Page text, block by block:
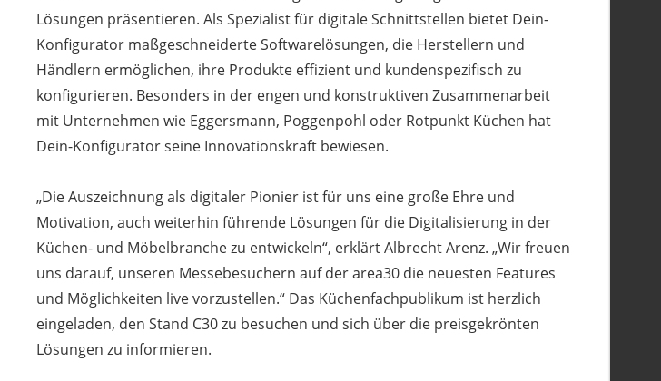
Lösungen präsentieren. Als Spezialist für digitale Schnittstellen bietet Dein-
Konfigurator maßgeschneiderte Softwarelösungen, die Herstellern und
Händlern ermöglichen, ihre Produkte effizient und kundenspezifisch zu
konfigurieren. Besonders in der engen und konstruktiven Zusammenarbeit
mit Unternehmen wie Eggersmann, Poggenpohl oder Rotpunkt Küchen hat
Dein-Konfigurator seine Innovationskraft bewiesen.
„Die Auszeichnung als digitaler Pionier ist für uns eine große Ehre und
Motivation, auch weiterhin führende Lösungen für die Digitalisierung in der
Küchen- und Möbelbranche zu entwickeln“, erklärt Albrecht Arenz. „Wir freuen
uns darauf, unseren Messebesuchern auf der area30 die neuesten Features
und Möglichkeiten live vorzustellen.“ Das Küchenfachpublikum ist herzlich
eingeladen, den Stand C30 zu besuchen und sich über die preisgekrönten
Lösungen zu informieren.